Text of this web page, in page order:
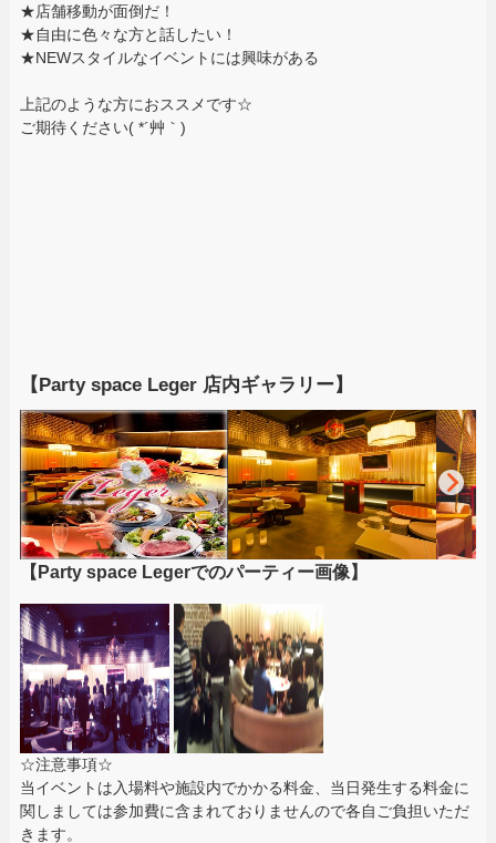
★店舗移動が面倒だ！
★自由に色々な方と話したい！
★NEWスタイルなイベントには興味がある
上記のような方におススメです☆
ご期待ください( *´艸｀)
【Party space Leger 店内ギャラリー】
【Party space Legerでのパーティー画像】
☆注意事項☆
当イベントは入場料や施設内でかかる料金、当日発生する料金に
関しましては参加費に含まれておりませんので各自ご負担いただ
きます。